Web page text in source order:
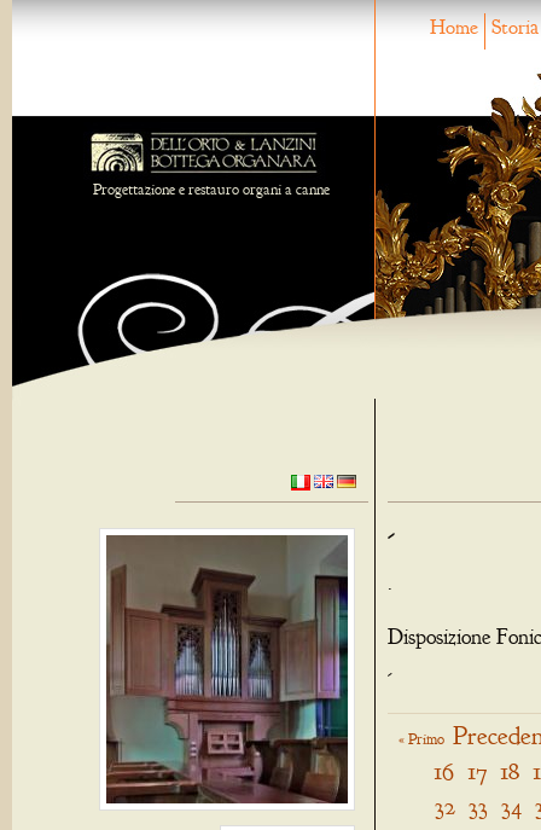
Home Storia
Progettazione e restauro organi a canne
-
.
Disposizione
-
« Primo
16 17 18
32 33 34